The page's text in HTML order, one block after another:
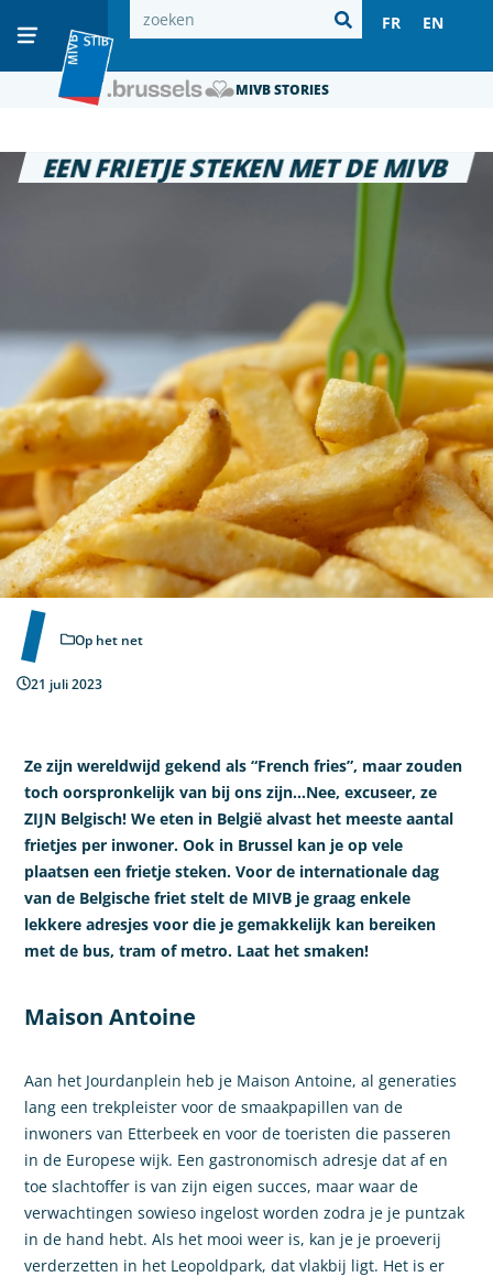
FR EN
MIVB STORIES
EEN FRIETJE STEKEN MET DE MIVB
Op het net
21 juli 2023
Ze zijn wereldwijd gekend als “French fries”, maar zouden
toch oorspronkelijk van bij ons zijn…Nee, excuseer, ze
ZIJN Belgisch! We eten in België alvast het meeste aantal
frietjes per inwoner. Ook in Brussel kan je op vele
plaatsen een frietje steken. Voor de internationale dag
van de Belgische friet stelt de MIVB je graag enkele
lekkere adresjes voor die je gemakkelijk kan bereiken
met de bus, tram of metro. Laat het smaken!
Maison Antoine
Aan het Jourdanplein heb je Maison Antoine, al generaties
lang een trekpleister voor de smaakpapillen van de
inwoners van Etterbeek en voor de toeristen die passeren
in de Europese wijk. Een gastronomisch adresje dat af en
toe slachtoffer is van zijn eigen succes, maar waar de
verwachtingen sowieso ingelost worden zodra je je puntzak
in de hand hebt. Als het mooi weer is, kan je je proeverij
verderzetten in het Leopoldpark, dat vlakbij ligt. Het is er